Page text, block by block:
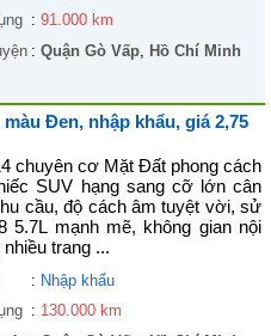
: 91.000 km
: Quận Gò Vấp, Hồ Chí Minh
Đen, nhập khẩu, giá 2,75
chuyên cơ Mặt Đất phong cách
SUV hạng sang cỡ lớn cân
cầu, độ cách âm tuyệt vời, sử
5.7L mạnh mẽ, không gian nội
trang ...
: Nhập khẩu
: 130.000 km